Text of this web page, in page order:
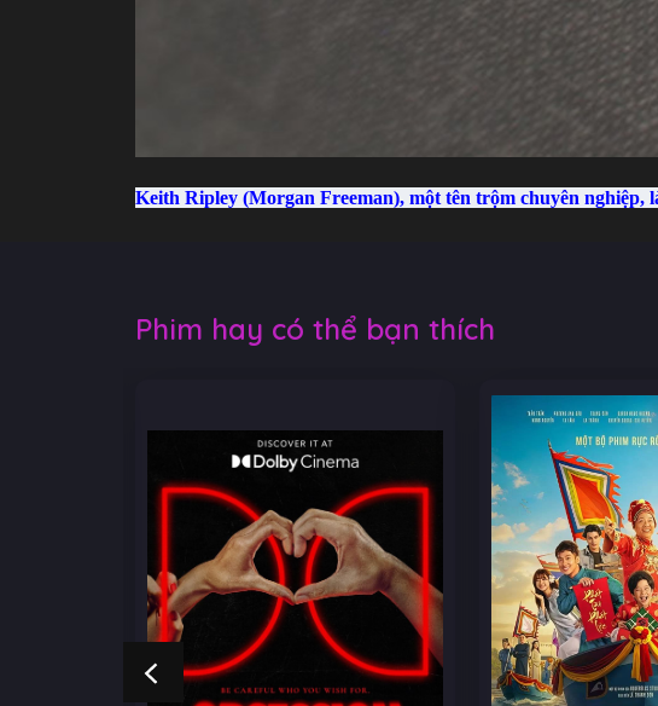
Keith Ripley (Morgan Freeman), một tên trộm chuyên nghiệp,
Phim hay có thể bạn thích